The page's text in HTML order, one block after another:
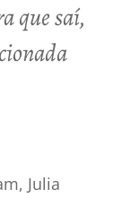
que saí,
Julia